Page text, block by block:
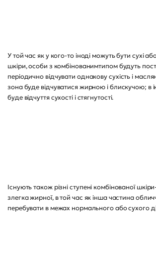
У той час як у кого-то іноді можуть бути сухі
шкіри, особи з комбінованимтипом будуть
періодично відчувати однакову сухість і
зона буде відчуватися жирною і блискучою; в
буде відчуття сухості і стягнутості.
Існують також різні ступені комбінованої
злегка жирної, в той час як інша частина
перебувати в межах нормального або сухого